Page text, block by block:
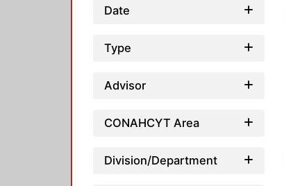
Date
Type
Advisor
CONAHCYT Area
Division/Department